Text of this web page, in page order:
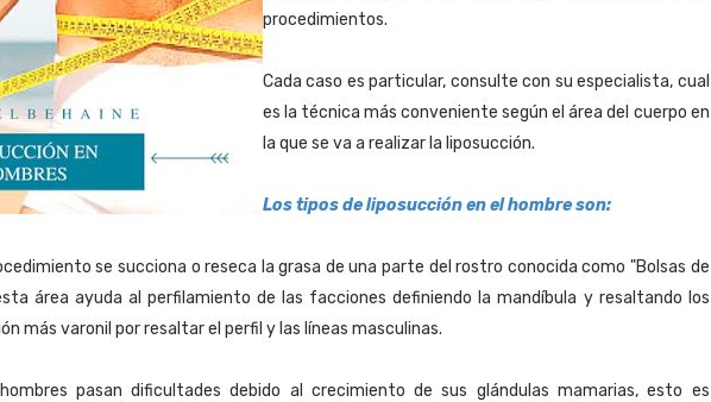
procedimientos.
Cada caso es particular, consulte con su especialista, cual
es la técnica más conveniente según el área del cuerpo en
la que se va a realizar la liposucción.
Los tipos de liposucción en el hombre son:
se succiona o reseca la grasa de una parte del rostro conocida como "Bolsas de
área ayuda al perfilamiento de las facciones definiendo la mandíbula y resaltando los
más varonil por resaltar el perfil y las líneas masculinas.
pasan dificultades debido al crecimiento de sus glándulas mamarias, esto es